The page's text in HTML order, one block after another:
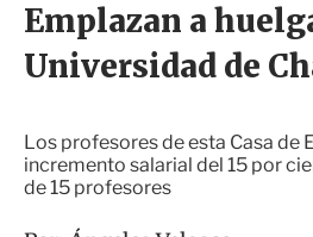
Emplazan a
Universidad de
Los profesores de esta Casa de
incremento salarial del 15 por
de 15 profesores